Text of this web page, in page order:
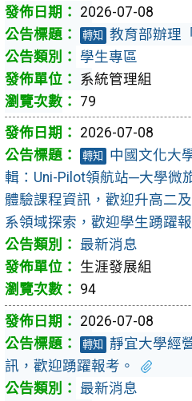
2026-07-08
轉知
教育部辦理
學生專區
系統管理組
79
2026-07-08
轉知
中國文化大
輯：Uni-Pilot領航站─大學微
體驗課程資訊，歡迎升高二
系領域探索，歡迎學生踴躍
最新消息
生涯發展組
94
2026-07-08
轉知
靜宜大學經
訊，歡迎踴躍報考。
最新消息